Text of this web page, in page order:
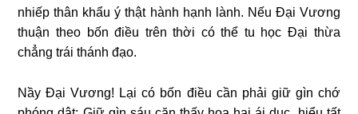
nhiếp thân khẩu ý thật hành hạnh lành. Nếu Đại Vương
thuận theo bốn điều trên thời có thể tu học Đại thừa
chẳng trái thánh đạo.
Nầy Đại Vương! Lại có bốn điều cần phải giữ gìn chớ